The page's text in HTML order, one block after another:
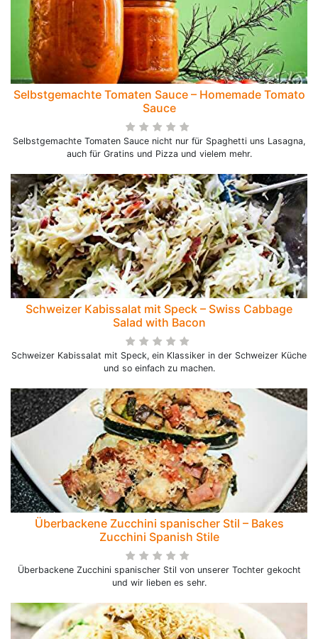
Selbstgemachte Tomaten Sauce – Homemade Tomato
Sauce
Selbstgemachte Tomaten Sauce nicht nur für Spaghetti uns Lasagna,
auch für Gratins und Pizza und vielem mehr.
Schweizer Kabissalat mit Speck – Swiss Cabbage
Salad with Bacon
Schweizer Kabissalat mit Speck, ein Klassiker in der Schweizer Küche
und so einfach zu machen.
Überbackene Zucchini spanischer Stil – Bakes
Zucchini Spanish Stile
Überbackene Zucchini spanischer Stil von unserer Tochter gekocht
und wir lieben es sehr.